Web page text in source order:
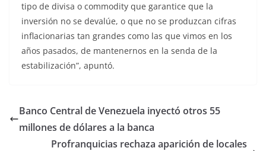
tipo de divisa o commodity que garantice que la
inversión no se devalúe, o que no se produzcan cifras
inflacionarias tan grandes como las que vimos en los
años pasados, de mantenernos en la senda de la
estabilización”, apuntó.
Banco Central de Venezuela inyectó otros 55
millones de dólares a la banca
Profranquicias rechaza aparición de locales